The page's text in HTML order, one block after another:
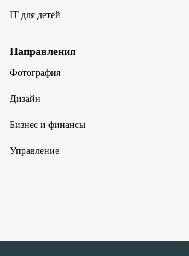
IT для детей
Направления
Фотография
Дизайн
Бизнес и финансы
Управление